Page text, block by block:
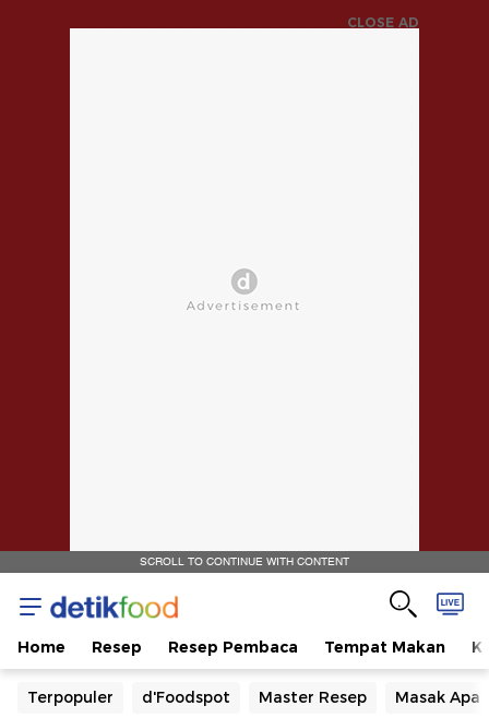
CLOSE AD
SCROLL TO CONTINUE WITH CONTENT
Home Resep Resep Pembaca Tempat Makan
Terpopuler d'Foodspot Master Resep Masak Apa